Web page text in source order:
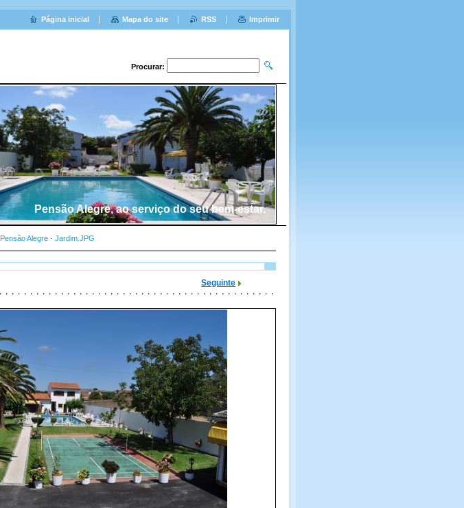
Procurar:
Pensão Alegre, ao serviço do seu bem-estar.
Pensão Alegre - Jardim.JPG
Seguinte
Página inicial Mapa do site RSS Imprimir